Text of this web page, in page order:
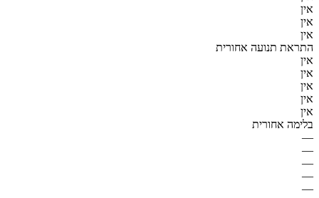
אין
אין
אין
התראת תנועה אחורית
אין
אין
אין
אין
אין
בלימה אחורית
—
—
—
—
—